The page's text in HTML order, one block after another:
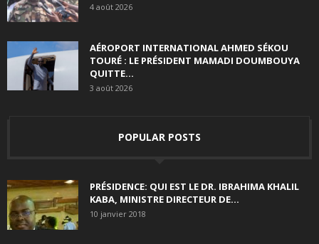
4 août 2026
AÉROPORT INTERNATIONAL AHMED SÉKOU
TOURÉ : LE PRÉSIDENT MAMADI DOUMBOUYA
QUITTE...
3 août 2026
POPULAR POSTS
PRÉSIDENCE: QUI EST LE DR. IBRAHIMA KHALIL
KABA, MINISTRE DIRECTEUR DE...
10 janvier 2018